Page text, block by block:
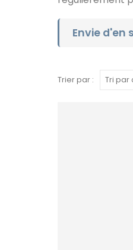
Envie d'en
Trier par :